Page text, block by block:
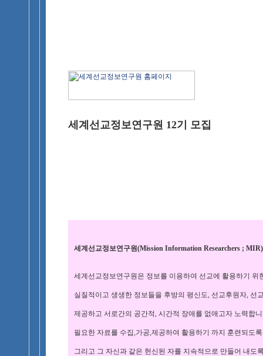
세계선교정보연구원 12기 모집
세계선교정보연구원(Mission Information Researchers ;
세계선교정보연구원은 정보를 이용하여 선교에 활용하기 위
실질적이고 생생한 정보들을 후방의 평신도, 선교후원자, 선
제공하고 서로간의 공간적, 시간적 장애를 없애고자 노력합
필요한 자료를 수집,가공,제공하여 활용하기 까지 훈련되도록
그리고 그 자신과 같은 헌신된 자를 지속적으로 만들어 내도